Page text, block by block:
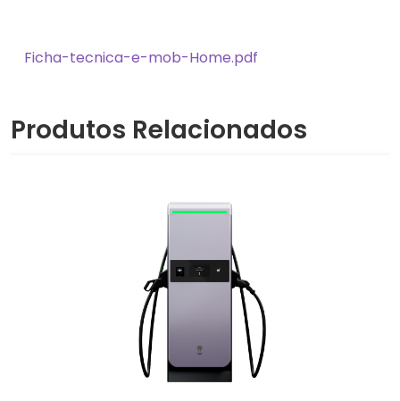
Ficha-tecnica-e-mob-Home.pdf
Produtos Relacionados